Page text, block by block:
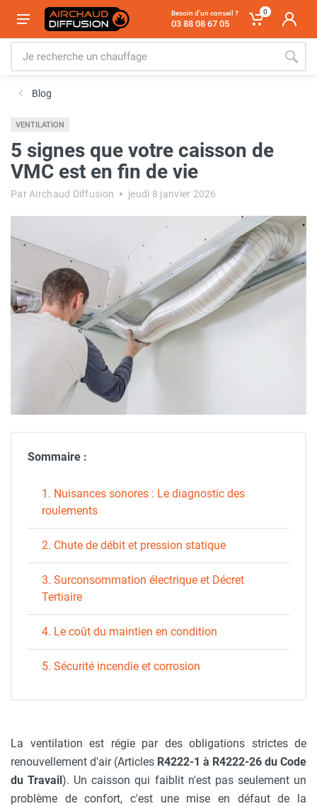
Besoin d'un conseil ?
03 88 08 67 05
0
Blog
VENTILATION
5 signes que votre caisson de
VMC est en fin de vie
Par Airchaud Diffusion jeudi 8 janvier 2026
Sommaire :
1. Nuisances sonores : Le diagnostic des
roulements
2. Chute de débit et pression statique
3. Surconsommation électrique et Décret
Tertiaire
4. Le coût du maintien en condition
5. Sécurité incendie et corrosion
La ventilation est régie par des obligations strictes de
renouvellement d'air (Articles R4222-1 à R4222-26 du Code
du Travail). Un caisson qui faiblit n'est pas seulement un
problème de confort, c'est une mise en défaut de la